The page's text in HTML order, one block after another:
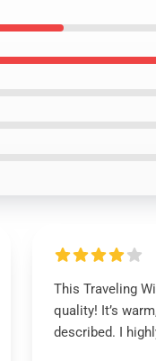
This Traveling
quality! It’s
described. I